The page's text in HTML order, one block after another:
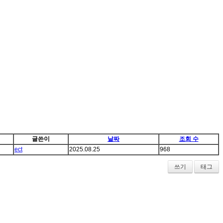
글쓴이 날짜
조회 수
ect
2025.08.25 968
쓰기 태그